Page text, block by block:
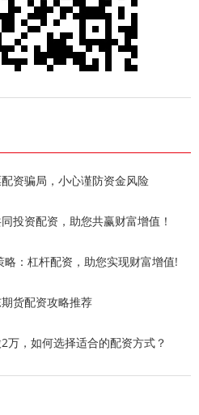
资骗局，小心谨防资金风险
投资配资，助您共赢财富增值！
：杠杆配资，助您实现财富增值!
货配资攻略推荐
万，如何选择适合的配资方式？